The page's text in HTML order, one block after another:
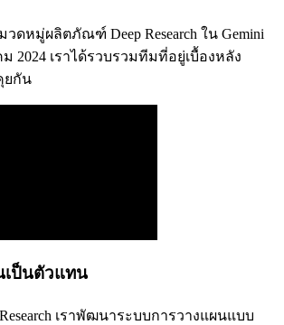
ดหมู่ผลิตภัณฑ์ Deep Research ใน Gemini
2024 เราได้รวบรวมทีมที่อยู่เบื้องหลัง
กัน
เป็นตัวแทน
เราพัฒนาระบบการวางแผนแบบ